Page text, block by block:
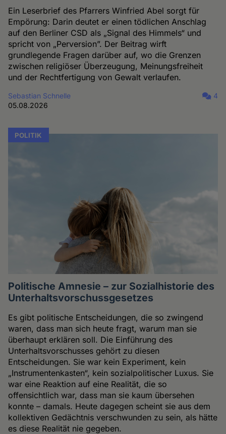
Ein Leserbrief des Pfarrers Winfried Abel sorgt für
Empörung: Darin deutet er einen tödlichen Anschlag
auf den Berliner CSD als „Signal des Himmels“ und
spricht von „Perversion”. Der Beitrag wirft
grundlegende Fragen darüber auf, wo die Grenzen
zwischen religiöser Überzeugung, Meinungsfreiheit
und der Rechtfertigung von Gewalt verlaufen.
Sebastian Schnelle
05.08.2026
4
POLITIK
Politische Amnesie – zur Sozialhistorie des
Unterhaltsvorschussgesetzes
Es gibt politische Entscheidungen, die so zwingend
waren, dass man sich heute fragt, warum man sie
überhaupt erklären soll. Die Einführung des
Unterhaltsvorschusses gehört zu diesen
Entscheidungen. Sie war kein Experiment, kein
„Instrumentenkasten“, kein sozialpolitischer Luxus. Sie
war eine Reaktion auf eine Realität, die so
offensichtlich war, dass man sie kaum übersehen
konnte – damals. Heute dagegen scheint sie aus dem
kollektiven Gedächtnis verschwunden zu sein, als hätte
es diese Realität nie gegeben.